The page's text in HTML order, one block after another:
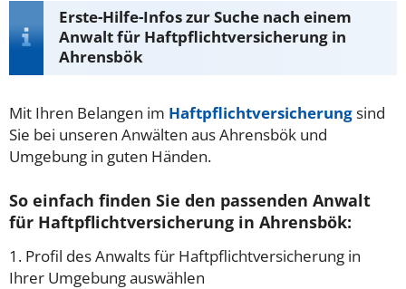
Erste-Hilfe-Infos zur Suche nach einem
Anwalt für Haftpflichtversicherung in
Ahrensbök
Mit Ihren Belangen im Haftpflichtversicherungsind
Sie bei unseren Anwälten aus Ahrensbök und
Umgebung in guten Händen.
So einfach finden Sie den passenden Anwalt
für Haftpflichtversicherung in Ahrensbök:
1. Profil des Anwalts für Haftpflichtversicherung in
Ihrer Umgebung auswählen